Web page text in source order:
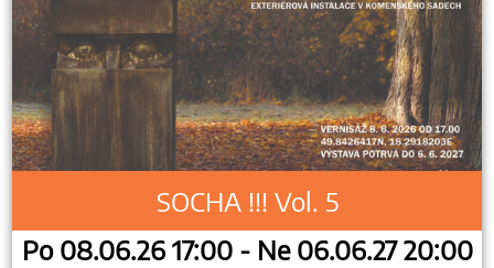
SOCHA !!! Vol. 5
Po 08.06.26 17:00 - Ne 06.06.27 20:00